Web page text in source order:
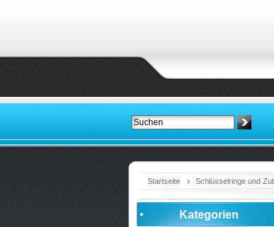
Startseite Schlüsselringe und
Kategorien